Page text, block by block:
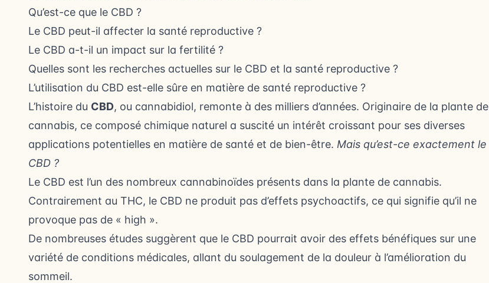
Qu’est-ce que le CBD ?
Le CBD peut-il affecter la santé reproductive ?
Le CBD a-t-il un impact sur la fertilité ?
Quelles sont les recherches actuelles sur le CBD et la santé reproductive ?
L’utilisation du CBD est-elle sûre en matière de santé reproductive ?
L’histoire du CBD, ou cannabidiol, remonte à des milliers d’années. Originaire de la plante de
cannabis, ce composé chimique naturel a suscité un intérêt croissant pour ses diverses
applications potentielles en matière de santé et de bien-être. Mais qu’est-ce exactement le
CBD ?
Le CBD est l’un des nombreux cannabinoïdes présents dans la plante de cannabis.
Contrairement au THC, le CBD ne produit pas d’effets psychoactifs, ce qui signifie qu’il ne
provoque pas de « high ».
De nombreuses études suggèrent que le CBD pourrait avoir des effets bénéfiques sur une
variété de conditions médicales, allant du soulagement de la douleur à l’amélioration du
sommeil.